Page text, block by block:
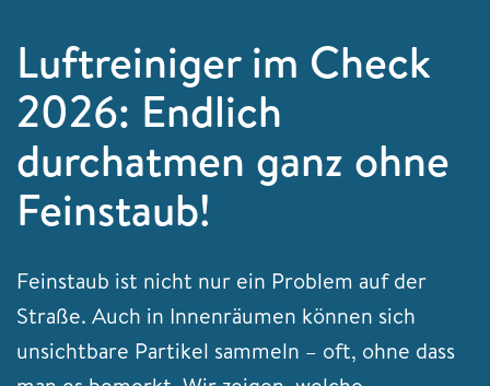
Luftreiniger im Check
2026: Endlich
durchatmen ganz ohne
Feinstaub!
Feinstaub ist nicht nur ein Problem auf der
Straße. Auch in Innenräumen können sich
unsichtbare Partikel sammeln – oft, ohne dass